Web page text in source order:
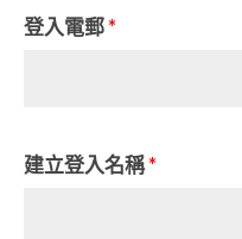
登入電郵*
建立登入名稱*